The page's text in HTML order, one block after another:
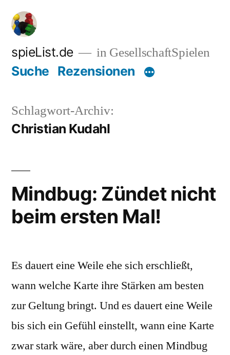
Zum
Inhalt
springen
spieList.de in GesellschaftSpielen
Suche Rezensionen
Schlagwort-Archiv:
Christian Kudahl
Mindbug: Zündet nicht
beim ersten Mal!
Es dauert eine Weile ehe sich erschließt,
wann welche Karte ihre Stärken am besten
zur Geltung bringt. Und es dauert eine Weile
bis sich ein Gefühl einstellt, wann eine Karte
zwar stark wäre, aber durch einen Mindbug